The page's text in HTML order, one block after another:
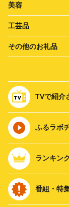
美容
工芸品
その他のお礼品
TVで紹介
ふるラボ
ランキン
番組・特